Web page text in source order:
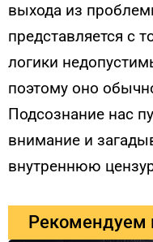
выхода из
представляется с
логики
поэтому оно
Подсознание нас
внимание и
внутреннюю
Рекомендуем